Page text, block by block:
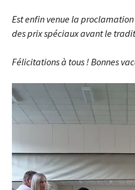
Est enfin venue la
des prix spéciaux avant le
Félicitations à tous ! Bonnes